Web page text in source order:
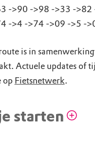
->90 ->98 ->33 ->82
->4 ->74 ->09 ->5 -
is in
Actuele updates of
op Fietsnetwerk.
starten